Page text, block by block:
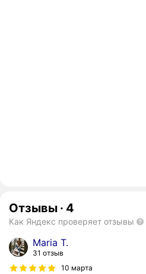
Отзывы · 4
Как Яндекс проверяет отзывы
Maria T.
31 отзыв
10 марта